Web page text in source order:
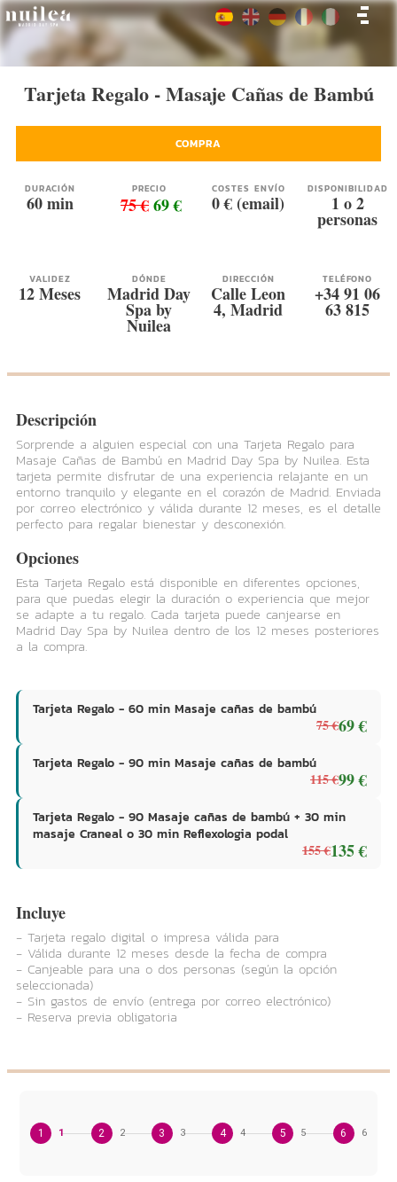
Tarjeta Regalo - Masaje Cañas de Bambú
COMPRA
DURACIÓN
60 min
PRECIO
75 €69 €
COSTES ENVÍO
0 € (email)
DISPONIBILIDAD
1 o 2
personas
VALIDEZ
12 Meses
DÓNDE
Madrid Day
Spa by
Nuilea
DIRECCIÓN
Calle Leon
4, Madrid
TELÉFONO
+34 91 06
63 815
Descripción
Sorprende a alguien especial con una Tarjeta Regalo para
Masaje Cañas de Bambú en Madrid Day Spa by Nuilea. Esta
tarjeta permite disfrutar de una experiencia relajante en un
entorno tranquilo y elegante en el corazón de Madrid. Enviada
por correo electrónico y válida durante 12 meses, es el detalle
perfecto para regalar bienestar y desconexión.
Opciones
Esta Tarjeta Regalo está disponible en diferentes opciones,
para que puedas elegir la duración o experiencia que mejor
se adapte a tu regalo. Cada tarjeta puede canjearse en
Madrid Day Spa by Nuilea dentro de los 12 meses posteriores
a la compra.
Tarjeta Regalo - 60 min Masaje cañas de bambú
75 €69 €
Tarjeta Regalo - 90 min Masaje cañas de bambú
115 €99 €
Tarjeta Regalo - 90 Masaje cañas de bambú + 30 min
masaje Craneal o 30 min Reflexologia podal
155 €135 €
Incluye
- Tarjeta regalo digital o impresa válida para
- Válida durante 12 meses desde la fecha de compra
- Canjeable para una o dos personas (según la opción
seleccionada)
- Sin gastos de envío (entrega por correo electrónico)
- Reserva previa obligatoria
1 1 2 2 3 3 4 4 5 5 6 6